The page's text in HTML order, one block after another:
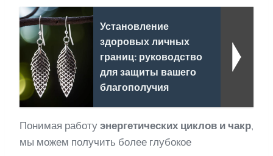
Установление
здоровых личных
границ: руководство
для защиты вашего
благополучия
Понимая работу энергетических циклов и чакр,
мы можем получить более глубокое